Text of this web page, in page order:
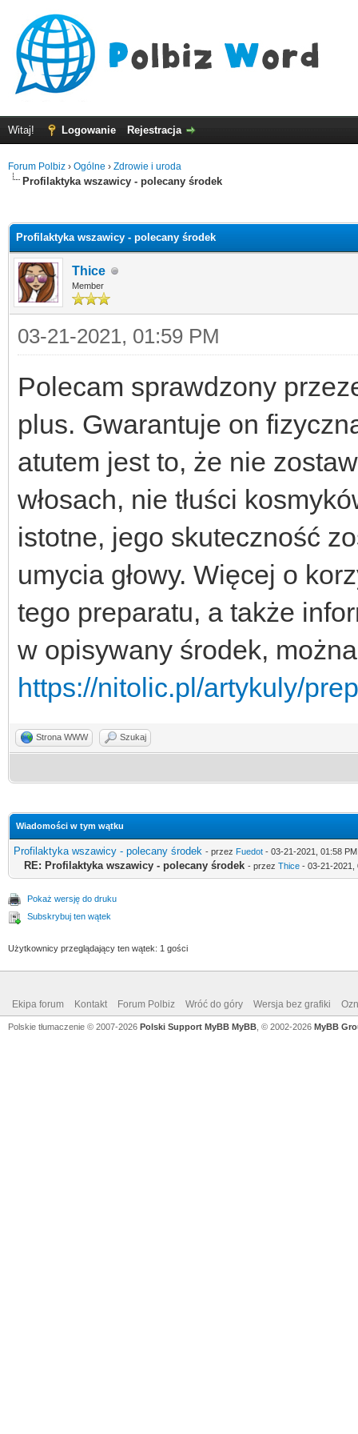
Witaj! Logowanie Rejestracja
Forum Polbiz › Ogólne › Zdrowie i uroda
Profilaktyka wszawicy - polecany środek
Profilaktyka wszawicy - polecany środek
Thice
Member
03-21-2021, 01:59 PM
Polecam sprawdzony
plus. Gwarantuje on
atutem jest to, że nie
włosach, nie tłuści
istotne, jego skuteczność
umycia głowy. Więcej o
tego preparatu, a także
w opisywany środek,
https://nitolic.pl/artykuly/
Strona WWW Szukaj
Wiadomości w tym wątku
Profilaktyka wszawicy - polecany środek - przez Fuedot - 03-21-2021, 01:58 PM
RE: Profilaktyka wszawicy - polecany środek - przez Thice - 03-21-2021,
Pokaż wersję do druku
Subskrybuj ten wątek
Użytkownicy przeglądający ten wątek: 1 gości
Ekipa forum Kontakt Forum Polbiz Wróć do góry Wersja bez grafiki
Polskie tłumaczenie © 2007-2026 Polski Support MyBB MyBB , © 2002-2026 MyBB